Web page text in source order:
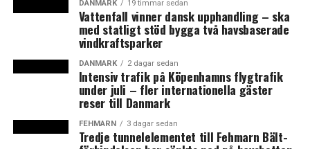
grund av metrobygget är det lättast och snabbast att ta
cykeln, säger han till Politiken. (News Øresund)
LÄS OCKSÅ:
Skånsk besvikelse över regeringens transportplan
67 nya vagnar ska säkra plats på tågen i Danmark
DANMARK 19 timmar sedan
Vattenfall vinner dansk upphandling – ska
med statligt stöd bygga två havsbaserade
vindkraftsparker
DANMARK 2 dagar sedan
Intensiv trafik på Köpenhamns flygtrafik
under juli – fler internationella gäster
reser till Danmark
FEHMARN 3 dagar sedan
Tredje tunnelelementet till Fehmarn Bält-